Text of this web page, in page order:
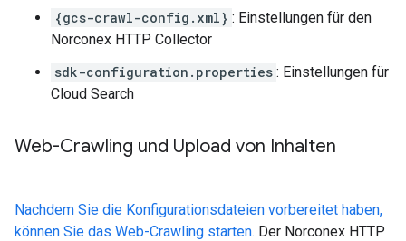
{gcs-crawl-config.xml} : Einstellungen für den
Norconex HTTP Collector
sdk-configuration.properties : Einstellungen für
Cloud Search
Web-Crawling und Upload von Inhalten
Nachdem Sie die Konfigurationsdateien vorbereitet haben,
können Sie das Web-Crawling starten. Der Norconex HTTP